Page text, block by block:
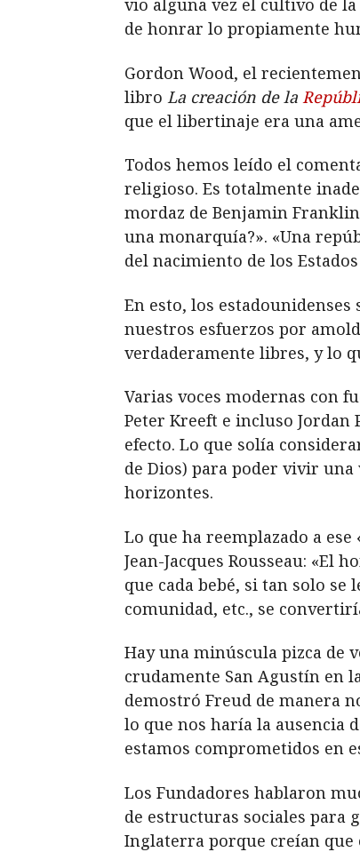
vio alguna vez el cultivo de
de honrar lo propiamente
Gordon Wood, el
libro La creación de la
que el libertinaje era una
Todos hemos leído el
religioso. Es totalmente
mordaz de Benjamin
una monarquía?». «Una
del nacimiento de los
En esto, los
nuestros esfuerzos por
verdaderamente libres, y lo
Varias voces modernas con
Peter Kreeft e incluso
efecto. Lo que solía
de Dios) para poder vivir
horizontes.
Lo que ha reemplazado a
Jean-Jacques Rousseau: «El
que cada bebé, si tan solo
comunidad, etc., se
Hay una minúscula pizca de
crudamente San Agustín en
demostró Freud de manera
lo que nos haría la ausencia
estamos comprometidos en
Los Fundadores hablaron
de estructuras sociales para
Inglaterra porque creían